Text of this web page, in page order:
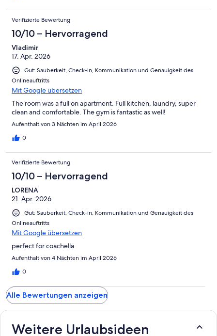
Verifizierte Bewertung
10/10 – Hervorragend
Vladimir
17. Apr. 2026
Gut: Sauberkeit, Check-in, Kommunikation und Genauigkeit des
Onlineauftritts
Mit Google übersetzen
The room was a full on apartment. Full kitchen, laundry, super
clean and comfortable. The gym is fantastic as well!
Aufenthalt von 3 Nächten im April 2026
0
Verifizierte Bewertung
10/10 – Hervorragend
LORENA
21. Apr. 2026
Gut: Sauberkeit, Check-in, Kommunikation und Genauigkeit des
Onlineauftritts
Mit Google übersetzen
perfect for coachella
Aufenthalt von 4 Nächten im April 2026
0
Alle Bewertungen anzeigen
Weitere Urlaubsideen